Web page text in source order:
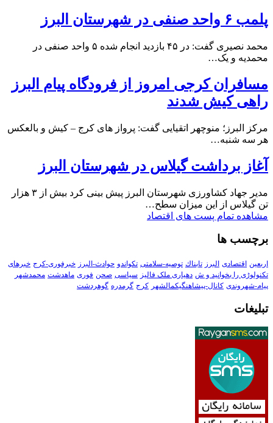
پلمب ۶ واحد صنفی در شهرستان البرز
محمد نصیری گفت: در ۴۵ بازدید انجام شده ۵ واحد صنفی در
محمدیه و یک…
مسافران کرجی امروز از فرودگاه پیام البرز
راهی کیش شدند
مرکز البرز؛ منوچهر اتقیایی گفت: پرواز های کرج – کیش و بالعکس
هر سه شنبه…
آغاز برداشت گیلاس در شهرستان البرز
مدیر جهاد کشاورزی شهرستان البرز پیش بینی کرد بیش از ۳ هزار
تن گیلاس از این میزان سطح…
مشاهده تمام پست های اقتصاد
برچسب ها
اربعین اقتصادی البرز تابناك توصیه-سلامتی تکواندو حوادث-البرز خبرفوری-کرج خبرهای
تکنولوڑی را بخوانید و ش دهیاری ملک فالیز سیاسی صحن فوری ماهدشت محمدشهر
پیام-شهروندی کانال-پیشاهنگیکمالشهر کرج گرمدره گوهردشت
تبلیغات